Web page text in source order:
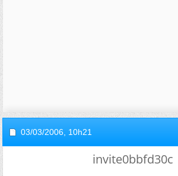
03/03/2006, 10h21
invite0bbfd30c